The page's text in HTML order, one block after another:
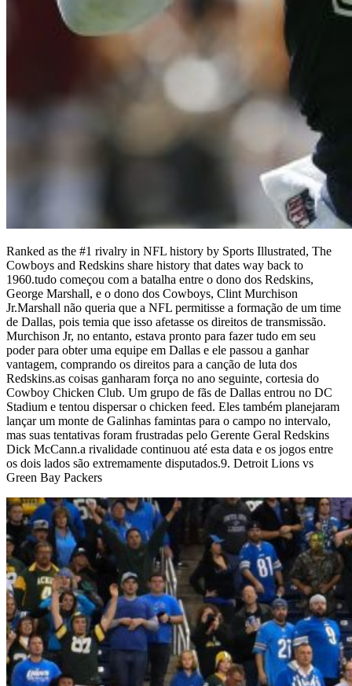
Ranked as the #1 rivalry in NFL history by Sports Illustrated, The
Cowboys and Redskins share history that dates way back to
1960.tudo começou com a batalha entre o dono dos Redskins,
George Marshall, e o dono dos Cowboys, Clint Murchison
Jr.Marshall não queria que a NFL permitisse a formação de um time
de Dallas, pois temia que isso afetasse os direitos de transmissão.
Murchison Jr, no entanto, estava pronto para fazer tudo em seu
poder para obter uma equipe em Dallas e ele passou a ganhar
vantagem, comprando os direitos para a canção de luta dos
Redskins.as coisas ganharam força no ano seguinte, cortesia do
Cowboy Chicken Club. Um grupo de fãs de Dallas entrou no DC
Stadium e tentou dispersar o chicken feed. Eles também planejaram
lançar um monte de Galinhas famintas para o campo no intervalo,
mas suas tentativas foram frustradas pelo Gerente Geral Redskins
Dick McCann.a rivalidade continuou até esta data e os jogos entre
os dois lados são extremamente disputados.9. Detroit Lions vs
Green Bay Packers